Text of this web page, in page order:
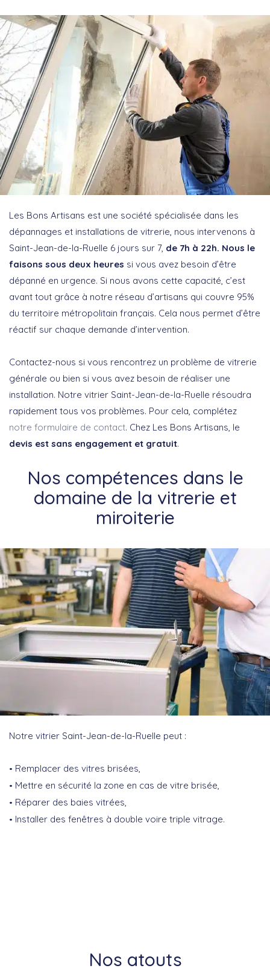
Les Bons Artisans est une société spécialisée dans les
dépannages et installations de vitrerie, nous intervenons à
Saint-Jean-de-la-Ruelle 6 jours sur 7, de 7h à 22h. Nous le
faisons sous deux heures si vous avez besoin d’être
dépanné en urgence. Si nous avons cette capacité, c’est
avant tout grâce à notre réseau d’artisans qui couvre 95%
du territoire métropolitain français. Cela nous permet d’être
réactif sur chaque demande d’intervention.
Contactez-nous si vous rencontrez un problème de vitrerie
générale ou bien si vous avez besoin de réaliser une
installation. Notre vitrier Saint-Jean-de-la-Ruelle résoudra
rapidement tous vos problèmes. Pour cela, complétez
notre formulaire de contact. Chez Les Bons Artisans, le
devis est sans engagement et gratuit.
Nos compétences dans le
domaine de la vitrerie et
miroiterie
Notre vitrier Saint-Jean-de-la-Ruelle peut :
Remplacer des vitres brisées,
Mettre en sécurité la zone en cas de vitre brisée,
Réparer des baies vitrées,
Installer des fenêtres à double voire triple vitrage.
Nos atouts